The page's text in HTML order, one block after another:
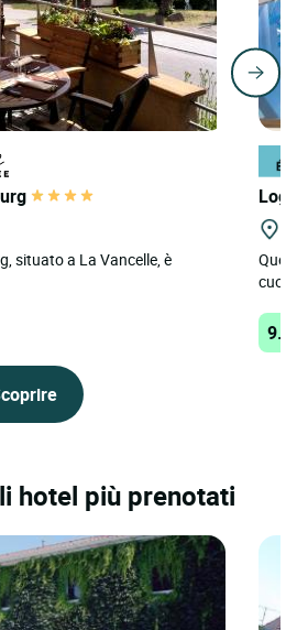
situato a La Vancelle, è
hotel più prenotati